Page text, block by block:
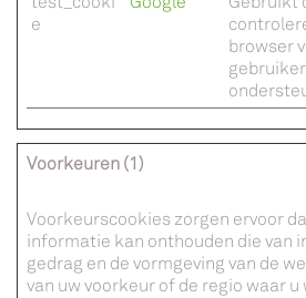
e
browser
Voorkeuren (1)
Voorkeurscookies zorgen ervoor
informatie kan onthouden die van
gedrag en de vormgeving van de
van uw voorkeur of de regio waar u